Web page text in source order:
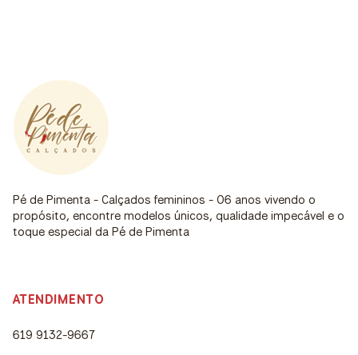
Pé de Pimenta - Calçados femininos - 06 anos vivendo o
propósito, encontre modelos únicos, qualidade impecável e o
toque especial da Pé de Pimenta
ATENDIMENTO
619 9132-9667